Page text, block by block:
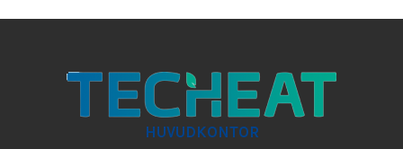
HUVUDKONTOR